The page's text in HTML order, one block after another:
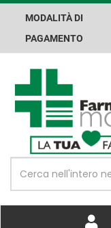
Passa
contenuto
MODALITÀ DI
PAGAMENTO
Farma.Co.M.
Spa
Prodotto